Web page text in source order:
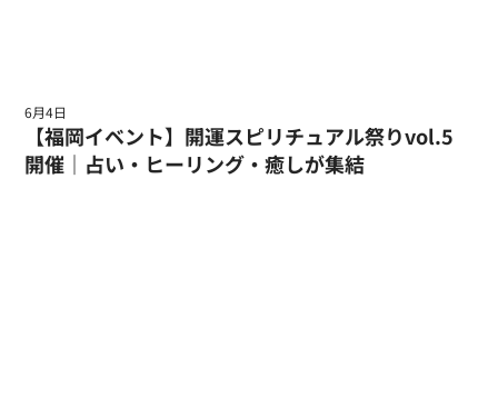
【福岡イベント】開運スピリチュアル祭りvol.5
開催｜占い・ヒーリング・癒しが集結
6月4日